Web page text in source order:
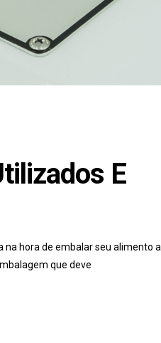
E
hora de embalar seu alimento a
que deve